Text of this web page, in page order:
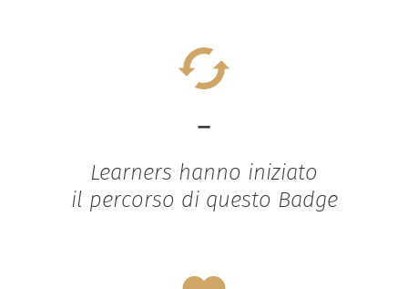
-
Learners hanno iniziato
il percorso di questo Badge